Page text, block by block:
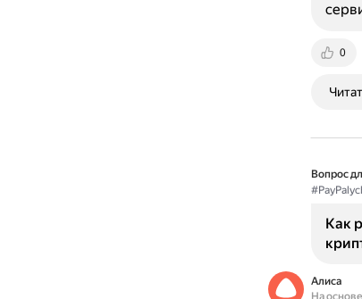
0
Вопрос
Как
Алиса
На